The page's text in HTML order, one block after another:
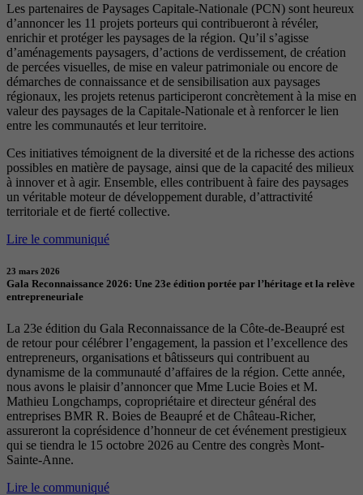
Les partenaires de Paysages Capitale-Nationale (PCN) sont heureux
d’annoncer les 11 projets porteurs qui contribueront à révéler,
enrichir et protéger les paysages de la région. Qu’il s’agisse
d’aménagements paysagers, d’actions de verdissement, de création
de percées visuelles, de mise en valeur patrimoniale ou encore de
démarches de connaissance et de sensibilisation aux paysages
régionaux, les projets retenus participeront concrètement à la mise en
valeur des paysages de la Capitale-Nationale et à renforcer le lien
entre les communautés et leur territoire.
Ces initiatives témoignent de la diversité et de la richesse des actions
possibles en matière de paysage, ainsi que de la capacité des milieux
à innover et à agir. Ensemble, elles contribuent à faire des paysages
un véritable moteur de développement durable, d’attractivité
territoriale et de fierté collective.
Lire le communiqué
23 mars 2026
Gala Reconnaissance 2026: Une 23e édition portée par l’héritage et la relève
entrepreneuriale
La 23e édition du Gala Reconnaissance de la Côte-de-Beaupré est
de retour pour célébrer l’engagement, la passion et l’excellence des
entrepreneurs, organisations et bâtisseurs qui contribuent au
dynamisme de la communauté d’affaires de la région. Cette année,
nous avons le plaisir d’annoncer que Mme Lucie Boies et M.
Mathieu Longchamps, copropriétaire et directeur général des
entreprises BMR R. Boies de Beaupré et de Château-Richer,
assureront la coprésidence d’honneur de cet événement prestigieux
qui se tiendra le 15 octobre 2026 au Centre des congrès Mont-
Sainte-Anne.
Lire le communiqué